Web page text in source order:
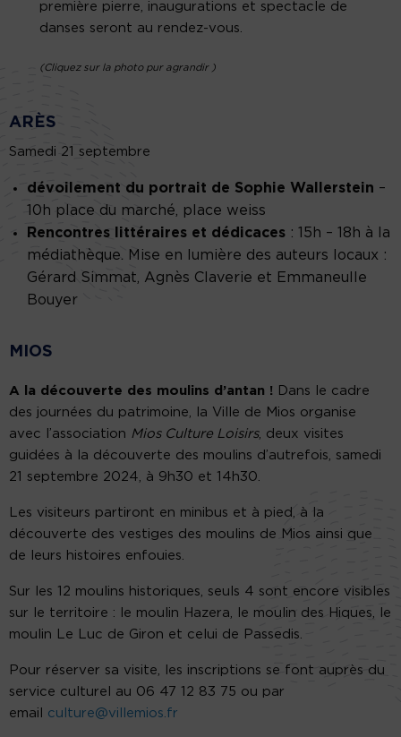
première pierre, inaugurations et spectacle de
danses seront au rendez-vous.
(Cliquez sur la photo pur agrandir)
ARÈS
Samedi 21 septembre
dévoilement du portrait de Sophie Wallerstein –
10h place du marché, place weiss
Rencontres littéraires et dédicaces : 15h – 18h à la
médiathèque. Mise en lumière des auteurs locaux :
Gérard Simmat, Agnès Claverie et Emmaneulle
Bouyer
MIOS
A la découverte des moulins d’antan ! Dans le cadre
des journées du patrimoine, la Ville de Mios organise
avec l’association Mios Culture Loisirs, deux visites
guidées à la découverte des moulins d’autrefois, samedi
21 septembre 2024, à 9h30 et 14h30.
Les visiteurs partiront en minibus et à pied, à la
découverte des vestiges des moulins de Mios ainsi que
de leurs histoires enfouies.
Sur les 12 moulins historiques, seuls 4 sont encore visibles
sur le territoire : le moulin Hazera, le moulin des Hiques, le
moulin Le Luc de Giron et celui de Passedis.
Pour réserver sa visite, les inscriptions se font auprès du
service culturel au 06 47 12 83 75 ou par
email culture@villemios.fr